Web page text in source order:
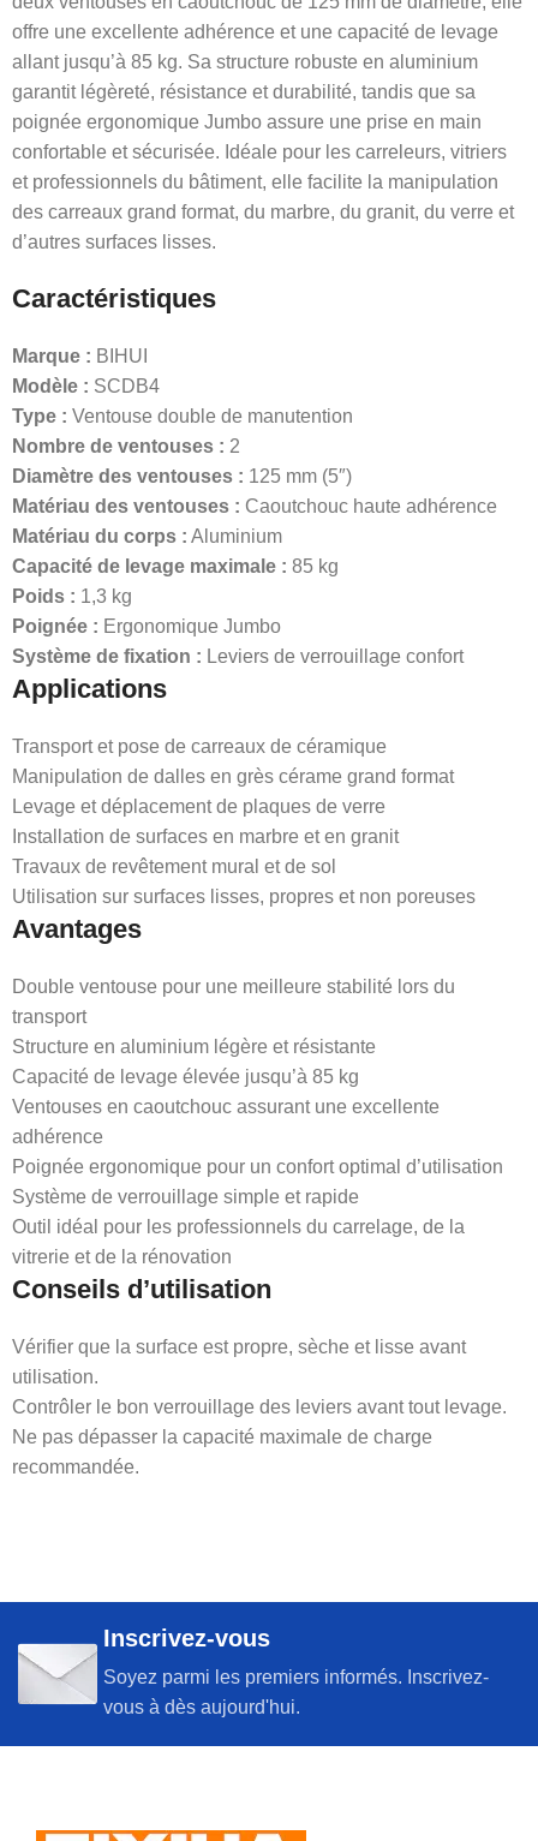
offre une excellente adhérence et une capacité de levage
allant jusqu’à 85 kg. Sa structure robuste en aluminium
garantit légèreté, résistance et durabilité, tandis que sa
poignée ergonomique Jumbo assure une prise en main
confortable et sécurisée. Idéale pour les carreleurs, vitriers
et professionnels du bâtiment, elle facilite la manipulation
des carreaux grand format, du marbre, du granit, du verre et
d’autres surfaces lisses.
Caractéristiques
Marque : BIHUI
Modèle : SCDB4
Type : Ventouse double de manutention
Nombre de ventouses : 2
Diamètre des ventouses : 125 mm (5″)
Matériau des ventouses : Caoutchouc haute adhérence
Matériau du corps : Aluminium
Capacité de levage maximale : 85 kg
Poids : 1,3 kg
Poignée : Ergonomique Jumbo
Système de fixation : Leviers de verrouillage confort
Applications
Transport et pose de carreaux de céramique
Manipulation de dalles en grès cérame grand format
Levage et déplacement de plaques de verre
Installation de surfaces en marbre et en granit
Travaux de revêtement mural et de sol
Utilisation sur surfaces lisses, propres et non poreuses
Avantages
Double ventouse pour une meilleure stabilité lors du
transport
Structure en aluminium légère et résistante
Capacité de levage élevée jusqu’à 85 kg
Ventouses en caoutchouc assurant une excellente
adhérence
Poignée ergonomique pour un confort optimal d’utilisation
Système de verrouillage simple et rapide
Outil idéal pour les professionnels du carrelage, de la
vitrerie et de la rénovation
Conseils d’utilisation
Vérifier que la surface est propre, sèche et lisse avant
utilisation.
Contrôler le bon verrouillage des leviers avant tout levage.
Ne pas dépasser la capacité maximale de charge
recommandée.
Inscrivez-vous
Soyez parmi les premiers informés. Inscrivez-
vous à dès aujourd'hui.